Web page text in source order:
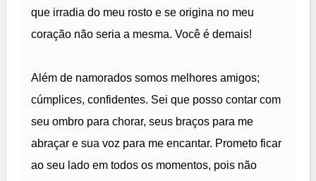
que irradia do meu rosto e se origina no meu
coração não seria a mesma. Você é demais!
Além de namorados somos melhores amigos;
cúmplices, confidentes. Sei que posso contar com
seu ombro para chorar, seus braços para me
abraçar e sua voz para me encantar. Prometo ficar
ao seu lado em todos os momentos, pois não